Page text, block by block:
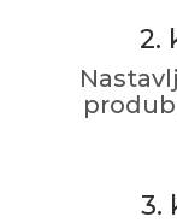
2.
3.